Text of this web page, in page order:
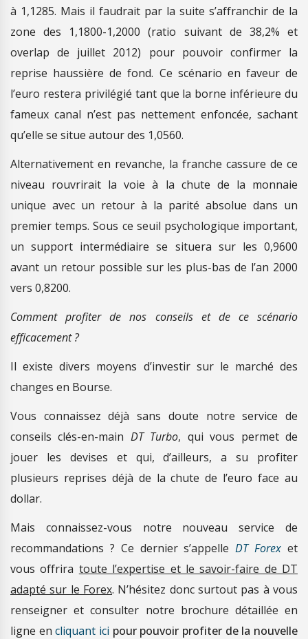
à 1,1285. Mais il faudrait par la suite s’affranchir de la
zone des 1,1800-1,2000 (ratio suivant de 38,2% et
overlap de juillet 2012) pour pouvoir confirmer la
reprise haussière de fond. Ce scénario en faveur de
l’euro restera privilégié tant que la borne inférieure du
fameux canal n’est pas nettement enfoncée, sachant
qu’elle se situe autour des 1,0560.
Alternativement en revanche, la franche cassure de ce
niveau rouvrirait la voie à la chute de la monnaie
unique avec un retour à la parité absolue dans un
premier temps. Sous ce seuil psychologique important,
un support intermédiaire se situera sur les 0,9600
avant un retour possible sur les plus-bas de l’an 2000
vers 0,8200.
Comment profiter de nos conseils et de ce scénario
efficacement ?
Il existe divers moyens d’investir sur le marché des
changes en Bourse.
Vous connaissez déjà sans doute notre service de
conseils clés-en-main DT Turbo, qui vous permet de
jouer les devises et qui, d’ailleurs, a su profiter
plusieurs reprises déjà de la chute de l’euro face au
dollar.
Mais connaissez-vous notre nouveau service de
recommandations ? Ce dernier s’appelleDT Forex et
vous offrira toute l’expertise et le savoir-faire de DT
adapté sur le Forex. N’hésitez donc surtout pas à vous
renseigner et consulter notre brochure détaillée en
ligne encliquant ici pour pouvoir profiter de la nouvelle